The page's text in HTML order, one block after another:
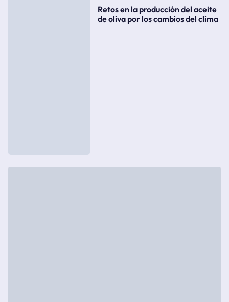
Retos en la producción del aceite
de oliva por los cambios del clima